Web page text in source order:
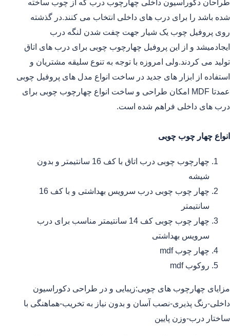
طراحان دکوراسیون داخلی چهارچوب درب که از چوب ساخته
شده باشد را برای درب های داخلی انتخاب می کنند.در گذشته
روی پروفیل چوب یک شیار جهت چفت شدن لنگه درب
ایجادمیشد و از این پروفیل چهارچوب چوبی برای درب های اتاق
تولید می کردند.ولی امروزه با توجه به تنوع سلیقه مشتریان و
استفاده از ابزار های جدید در ساخت انواع مدل های پروفیل چوبی
عمدتا MDF امکان طراحی و ساخت انواع چهارچوب چوبی برای
درب های داخلی فراهم شده است.
انواع چهار چوب چوبی
چهارچوب چوبی درب اتاق با کف 16 سانتیمتر و بدون
شیشه
چهار چوب چوبی درب سرویس بهداشتی و با کف 16
سانتیمتر
چهار چوب چوبی کف 14 سانتیمتر مناسب برای درب
سرویس بهداشتی
چهار چوب mdf
روکوب mdf
مزایای چهارچوب های چوبی:زیبایی و در طراحی دکوراسیون
داخلی-رنگ پذیری-نصب آسان و بدون نیاز به تخریب-هماهنگی با
ساختار درب-وزن پایین